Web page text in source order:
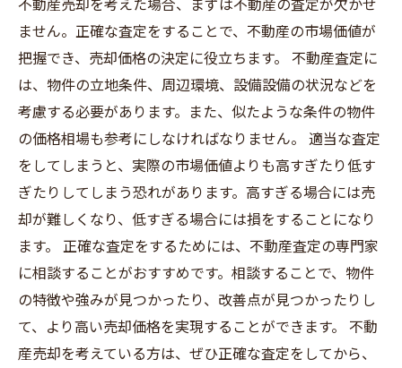
ません。正確な査定をすることで、不動産の市場価値が
把握でき、売却価格の決定に役立ちます。 不動産査定に
は、物件の立地条件、周辺環境、設備設備の状況などを
考慮する必要があります。また、似たような条件の物件
の価格相場も参考にしなければなりません。 適当な査定
をしてしまうと、実際の市場価値よりも高すぎたり低す
ぎたりしてしまう恐れがあります。高すぎる場合には売
却が難しくなり、低すぎる場合には損をすることになり
ます。 正確な査定をするためには、不動産査定の専門家
に相談することがおすすめです。相談することで、物件
の特徴や強みが見つかったり、改善点が見つかったりし
て、より高い売却価格を実現することができます。 不動
産売却を考えている方は、ぜひ正確な査定をしてから、